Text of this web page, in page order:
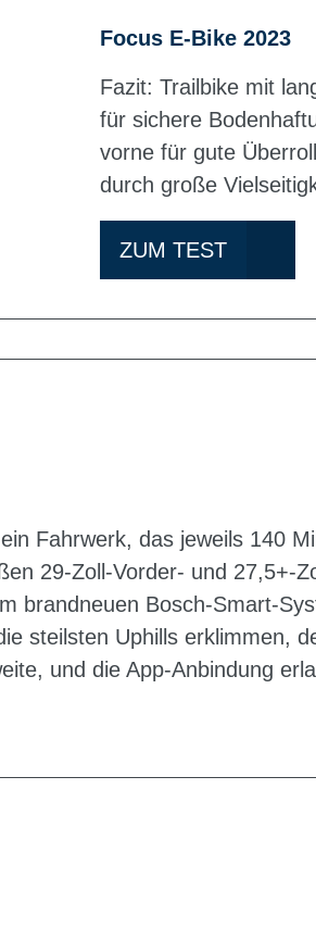
Focus E-Bike 2023
Fazit: Trailbike mit
für sichere
vorne für gute
durch große
ZUM TEST
Fahrwerk, das jeweils 140
29-Zoll-Vorder- und 27,5+-
brandneuen Bosch-Smart-
steilsten Uphills erklimmen,
und die App-Anbindung